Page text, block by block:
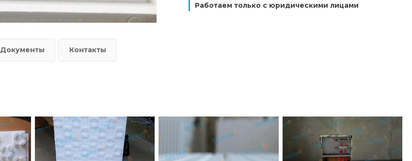
Работаем только с юридическими лицами
Документы Контакты